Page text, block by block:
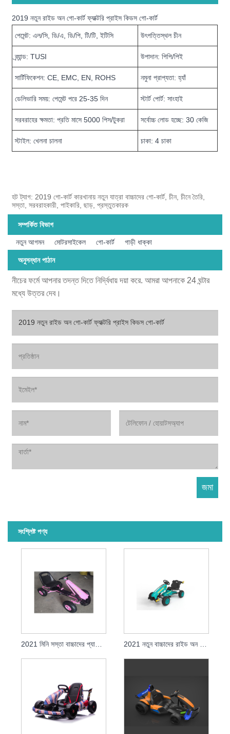
2019 নতুন রাইড অন গো-কার্ট ফ্যাক্টরি প্রাইস কিডস গো-কার্ট
পেমেন্ট: এল/সি, ডি/এ, ডি/পি, টি/টি, ইটিসি উৎপত্তিস্থল চীন
ব্র্যান্ড: TUSI উপাদান: পিপি/পিই
সার্টিফিকেশন: CE, EMC, EN, ROHS নমুনা প্রাপ্যতা: হ্যাঁ
ডেলিভারি সময়: পেমেন্ট পরে 25-35 দিন স্টার্ট পোর্ট: সাংহাই
সরবরাহের ক্ষমতা: প্রতি মাসে 5000 পিস/টুকরা সর্বোচ্চ লোড হচ্ছে: 30 কেজি
স্টাইল: খেলনা চালনা চাকা: 4 চাকা
হট ট্যাগ: 2019 গো-কার্ট কারখানায় নতুন যাত্রা বাচ্চাদের গো-কার্ট, চীন, চীনে তৈরি,
সস্তা, সরবরাহকারী, পাইকারি, ছাড়, প্রস্তুতকারক
সম্পর্কিত বিভাগ
নতুন আগমন মোটরসাইকেল গো-কার্ট গাড়ী ধাক্কা
অনুসন্ধান পাঠান
নীচের ফর্মে আপনার তদন্ত দিতে নির্দ্বিধায় দয়া করে. আমরা আপনাকে 24 ঘন্টার
মধ্যে উত্তর দেব।
সংশ্লিষ্ট পণ্য
2021 মিনি সস্তা বাচ্চাদের প্যাডেল গো কার্টস বিক্রয়ের জন্য 2021 নতুন বাচ্চাদের রাইড অন গো কার্ট